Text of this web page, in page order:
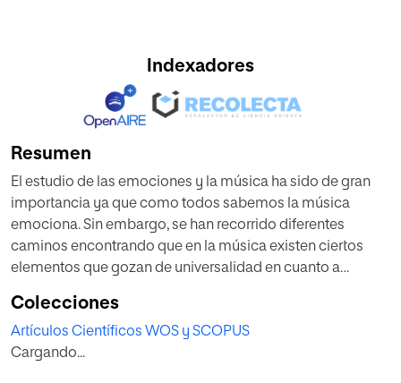
Indexadores
Resumen
El estudio de las emociones y la música ha sido de gran
importancia ya que como todos sabemos la música
emociona. Sin embargo, se han recorrido diferentes
caminos encontrando que en la música existen ciertos
elementos que gozan de universalidad en cuanto a
profesionales estas investigaciones pueden ser de gran
utilidad en su formación a la hora de llevar a cabo las
sesiones a través de la musicoterapia de improvisación.
Colecciones
Artículos Científicos WOS y SCOPUS
Cargando...